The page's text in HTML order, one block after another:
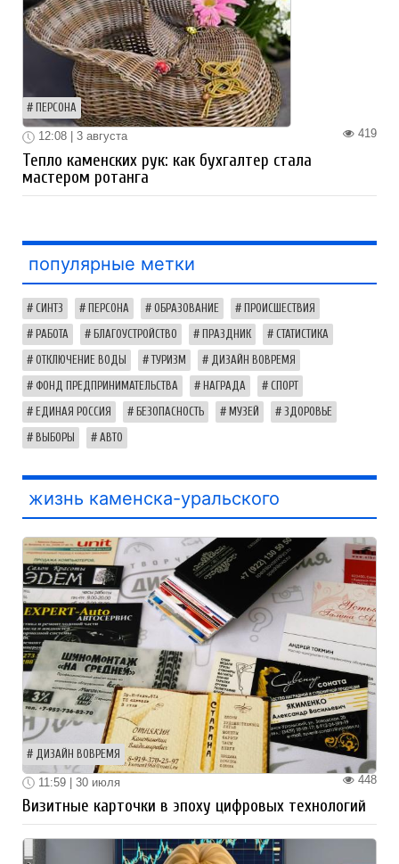
ПЕРСОНА
419
12:08 | 3 августа
Тепло каменских рук: как бухгалтер стала
мастером ротанга
популярные метки
СИНТЗ ПЕРСОНА ОБРАЗОВАНИЕ ПРОИСШЕСТВИЯ
РАБОТА БЛАГОУСТРОЙСТВО ПРАЗДНИК СТАТИСТИКА
ОТКЛЮЧЕНИЕ ВОДЫ ТУРИЗМ ДИЗАЙН ВОВРЕМЯ
ФОНД ПРЕДПРИНИМАТЕЛЬСТВА НАГРАДА СПОРТ
ЕДИНАЯ РОССИЯ БЕЗОПАСНОСТЬ МУЗЕЙ ЗДОРОВЬЕ
ВЫБОРЫ АВТО
жизнь каменска-уральского
ДИЗАЙН ВОВРЕМЯ
448
11:59 | 30 июля
Визитные карточки в эпоху цифровых технологий